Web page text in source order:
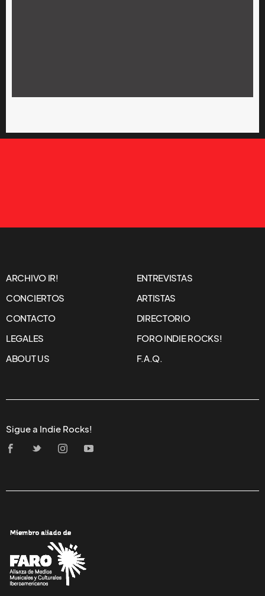
ARCHIVO IR!
ENTREVISTAS
CONCIERTOS
ARTISTAS
CONTACTO
DIRECTORIO
LEGALES
FORO INDIE ROCKS!
ABOUT US
F.A.Q.
Sigue a Indie Rocks!